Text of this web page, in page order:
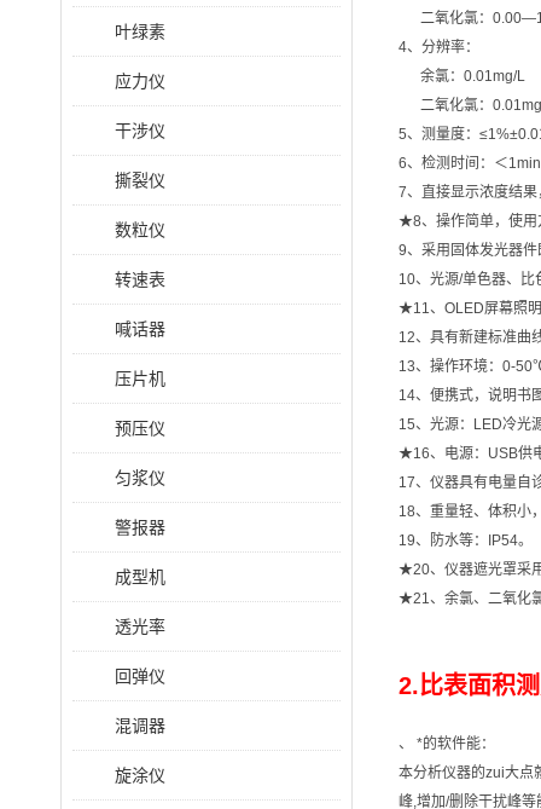
叶绿素
应力仪
干涉仪
撕裂仪
数粒仪
转速表
喊话器
压片机
预压仪
匀浆仪
警报器
成型机
透光率
回弹仪
混调器
旋涂仪
二氧化氯：
4、分辨率：
余氯：0.01mg/L
二氧化氯：
5、测量度：
6、检测时间：＜1min
7、
直接显示浓度结
★8、操作简单，使用
9、采用固体发光器
10、光源/单色器、
★11、OLED屏幕照
12、具有新建标准曲
13、操作环境：0-
14、便携式，说明书
15、光源：LED冷光
★16、电源：USB供
17、仪器具有电量自
18、重量轻、体积小
19、防水等：IP54。
★20、 仪器遮光罩采
★21、余氯、二氧化
2.比表面积
、 *的软件能：
本分析仪器的zui大点
峰,增加/删除干扰峰等